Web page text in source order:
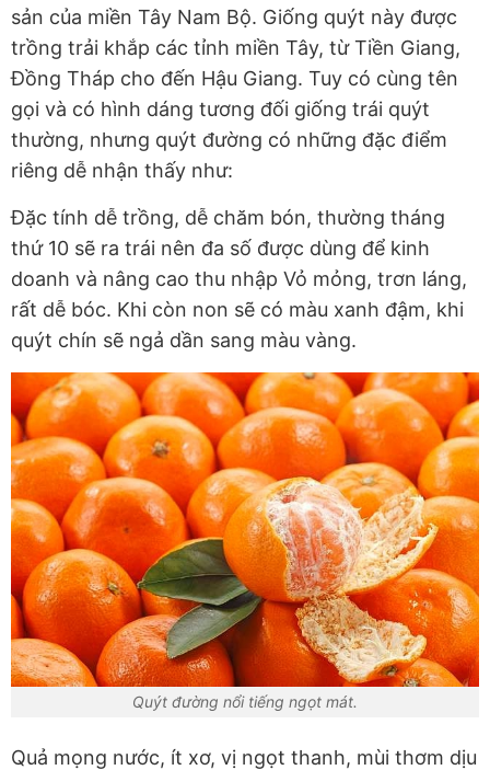
sản của miền Tây Nam Bộ. Giống quýt này được
trồng trải khắp các tỉnh miền Tây, từ Tiền Giang,
Đồng Tháp cho đến Hậu Giang. Tuy có cùng tên
gọi và có hình dáng tương đối giống trái quýt
thường, nhưng quýt đường có những đặc điểm
riêng dễ nhận thấy như:
Đặc tính dễ trồng, dễ chăm bón, thường tháng
thứ 10 sẽ ra trái nên đa số được dùng để kinh
doanh và nâng cao thu nhập Vỏ mỏng, trơn láng,
rất dễ bóc. Khi còn non sẽ có màu xanh đậm, khi
quýt chín sẽ ngả dần sang màu vàng.
Quýt đường nổi tiếng ngọt mát.
Quả mọng nước, ít xơ, vị ngọt thanh, mùi thơm dịu